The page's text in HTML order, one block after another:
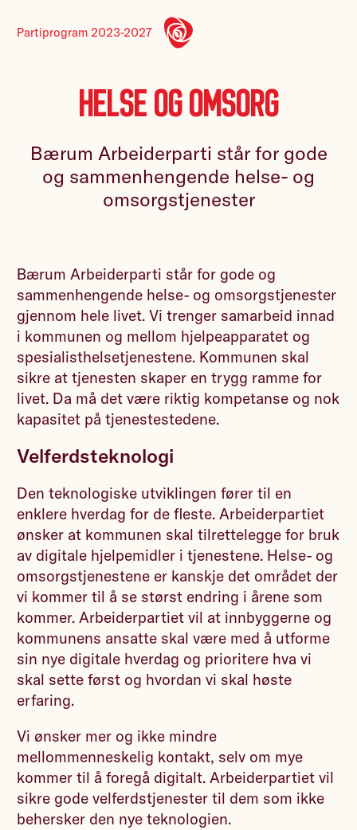
Partiprogram 2023-2027
Helse og omsorg
Bærum Arbeiderparti står for gode
og sammenhengende helse- og
omsorgstjenester
Bærum Arbeiderparti står for gode og
sammenhengende helse- og omsorgstjenester
gjennom hele livet. Vi trenger samarbeid innad
i kommunen og mellom hjelpeapparatet og
spesialisthelsetjenestene. Kommunen skal
sikre at tjenesten skaper en trygg ramme for
livet. Da må det være riktig kompetanse og nok
kapasitet på tjenestestedene.
Velferdsteknologi
Den teknologiske utviklingen fører til en
enklere hverdag for de fleste. Arbeiderpartiet
ønsker at kommunen skal tilrettelegge for bruk
av digitale hjelpemidler i tjenestene. Helse- og
omsorgstjenestene er kanskje det området der
vi kommer til å se størst endring i årene som
kommer. Arbeiderpartiet vil at innbyggerne og
kommunens ansatte skal være med å utforme
sin nye digitale hverdag og prioritere hva vi
skal sette først og hvordan vi skal høste
erfaring.
Vi ønsker mer og ikke mindre
mellommenneskelig kontakt, selv om mye
kommer til å foregå digitalt. Arbeiderpartiet vil
sikre gode velferdstjenester til dem som ikke
behersker den nye teknologien.